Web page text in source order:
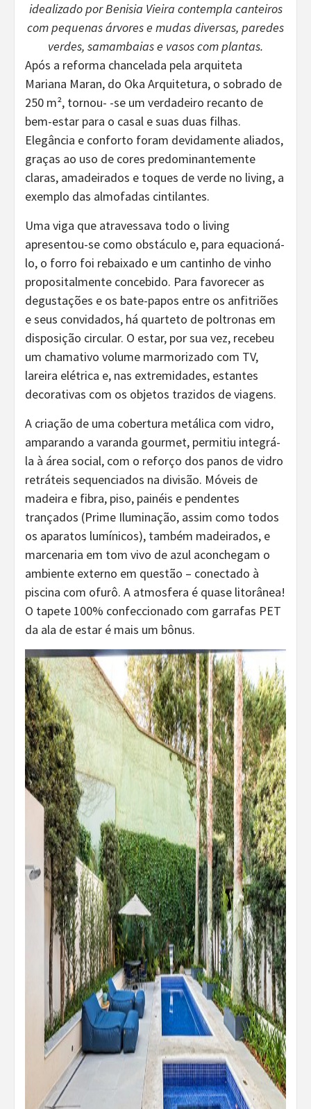
idealizado por Benisia Vieira contempla canteiros
com pequenas árvores e mudas diversas, paredes
verdes, samambaias e vasos com plantas.
Após a reforma chancelada pela arquiteta
Mariana Maran, do Oka Arquitetura, o sobrado de
250 m², tornou- -se um verdadeiro recanto de
bem-estar para o casal e suas duas filhas.
Elegância e conforto foram devidamente aliados,
graças ao uso de cores predominantemente
claras, amadeirados e toques de verde no living, a
exemplo das almofadas cintilantes.
Uma viga que atravessava todo o living
apresentou-se como obstáculo e, para equacioná-
lo, o forro foi rebaixado e um cantinho de vinho
propositalmente concebido. Para favorecer as
degustações e os bate-papos entre os anfitriões
e seus convidados, há quarteto de poltronas em
disposição circular. O estar, por sua vez, recebeu
um chamativo volume marmorizado com TV,
lareira elétrica e, nas extremidades, estantes
decorativas com os objetos trazidos de viagens.
A criação de uma cobertura metálica com vidro,
amparando a varanda gourmet, permitiu integrá-
la à área social, com o reforço dos panos de vidro
retráteis sequenciados na divisão. Móveis de
madeira e fibra, piso, painéis e pendentes
trançados (Prime Iluminação, assim como todos
os aparatos lumínicos), também madeirados, e
marcenaria em tom vivo de azul aconchegam o
ambiente externo em questão – conectado à
piscina com ofurô. A atmosfera é quase litorânea!
O tapete 100% confeccionado com garrafas PET
da ala de estar é mais um bônus.